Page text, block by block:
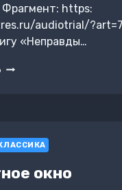
Фрагмент: https:
audiotrial/
«Неправды…
НЕПРАВДЫ
И
ТЬМЫ»окно